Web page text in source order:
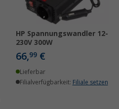
HP Spannungswandler 12-
230V 300W
66,99 €
Lieferbar
Filialverfügbarkeit: Filiale setzen